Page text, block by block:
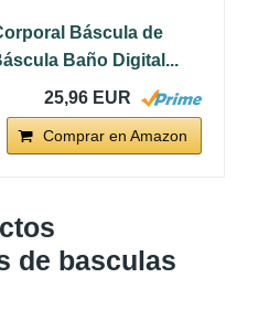
Báscula de
Baño Digital...
25,96 EUR
Comprar en Amazon
de basculas